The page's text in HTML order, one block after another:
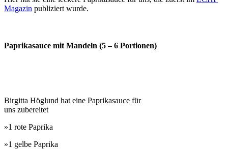
Magazin publiziert wurde.
Paprikasauce mit Mandeln (5 – 6 Portionen)
Birgitta Höglund hat eine Paprikasauce für
uns zubereitet
»1 rote Paprika
»1 gelbe Paprika